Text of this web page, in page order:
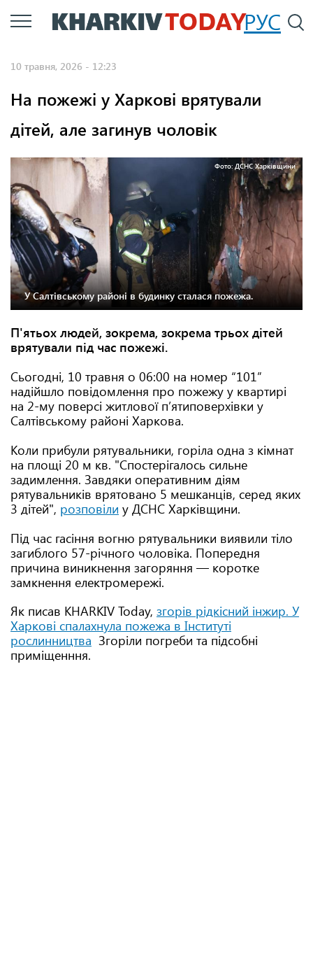
Перейти
до
РУС
10 травня, 2026 - 12:23
На пожежі у Харкові врятували
дітей, але загинув чоловік
Фото: ДСНС Харківщини
У Салтівському районі в будинку сталася пожежа.
П'ятьох людей, зокрема, зокрема трьох дітей
врятували під час пожежі.
Сьогодні, 10 травня о 06:00 на номер “101”
надійшло повідомлення про пожежу у квартирі
на 2-му поверсі житлової п’ятиповерхівки у
Салтівському районі Харкова.
Коли прибули рятувальники, горіла одна з кімнат
на площі 20 м кв. "Спостерігалось сильне
задимлення. Завдяки оперативним діям
рятувальників врятовано 5 мешканців, серед яких
3 дітей", розповіли у ДСНС Харківщини.
Під час гасіння вогню рятувальники виявили тіло
загиблого 57-річного чоловіка. Попередня
причина виникнення загоряння — коротке
замкнення електромережі.
Як писав KHARKIV Today, згорів рідкісний інжир. У
Харкові спалахнула пожежа в Інституті
рослинництва Згоріли погреби та підсобні
приміщенння.